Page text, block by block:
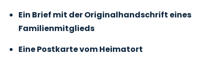
Ein Brief mit der Originalhandschrift eines
Familienmitglieds
Eine Postkarte vom Heimatort